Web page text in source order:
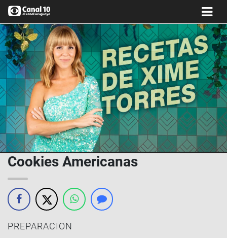
Cookies Americanas
PREPARACION